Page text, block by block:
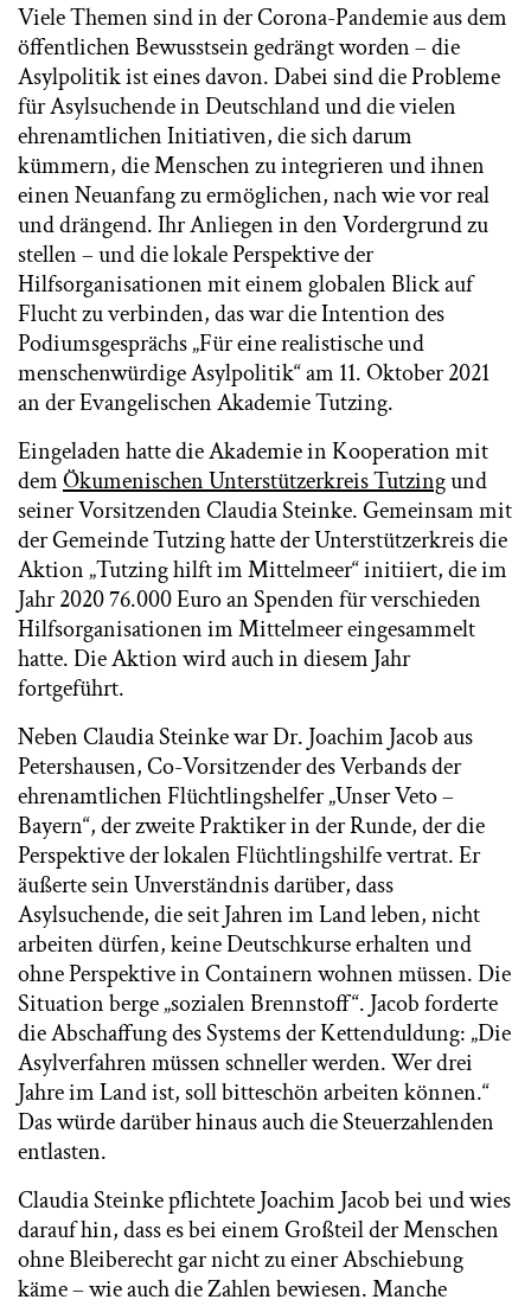
Viele Themen sind in der Corona-Pandemie aus dem
öffentlichen Bewusstsein gedrängt worden – die
Asylpolitik ist eines davon. Dabei sind die Probleme
für Asylsuchende in Deutschland und die vielen
ehrenamtlichen Initiativen, die sich darum
kümmern, die Menschen zu integrieren und ihnen
einen Neuanfang zu ermöglichen, nach wie vor real
und drängend. Ihr Anliegen in den Vordergrund zu
stellen – und die lokale Perspektive der
Hilfsorganisationen mit einem globalen Blick auf
Flucht zu verbinden, das war die Intention des
Podiumsgesprächs „Für eine realistische und
menschenwürdige Asylpolitik“ am 11. Oktober 2021
an der Evangelischen Akademie Tutzing.
Eingeladen hatte die Akademie in Kooperation mit
demÖkumenischen Unterstützerkreis Tutzingund
seiner Vorsitzenden Claudia Steinke. Gemeinsam mit
der Gemeinde Tutzing hatte der Unterstützerkreis die
Aktion „Tutzing hilft im Mittelmeer“ initiiert, die im
Jahr 2020 76.000 Euro an Spenden für verschieden
Hilfsorganisationen im Mittelmeer eingesammelt
hatte. Die Aktion wird auch in diesem Jahr
fortgeführt.
Neben Claudia Steinke war Dr. Joachim Jacob aus
Petershausen, Co-Vorsitzender des Verbands der
ehrenamtlichen Flüchtlingshelfer „Unser Veto –
Bayern“, der zweite Praktiker in der Runde, der die
Perspektive der lokalen Flüchtlingshilfe vertrat. Er
äußerte sein Unverständnis darüber, dass
Asylsuchende, die seit Jahren im Land leben, nicht
arbeiten dürfen, keine Deutschkurse erhalten und
ohne Perspektive in Containern wohnen müssen. Die
Situation berge „sozialen Brennstoff“. Jacob forderte
die Abschaffung des Systems der Kettenduldung: „Die
Asylverfahren müssen schneller werden. Wer drei
Jahre im Land ist, soll bitteschön arbeiten können.“
Das würde darüber hinaus auch die Steuerzahlenden
entlasten.
Claudia Steinke pflichtete Joachim Jacob bei und wies
darauf hin, dass es bei einem Großteil der Menschen
ohne Bleiberecht gar nicht zu einer Abschiebung
käme – wie auch die Zahlen bewiesen. Manche